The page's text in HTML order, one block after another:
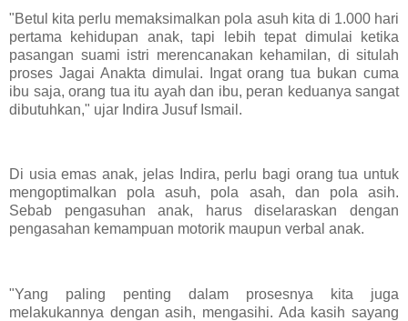
"Betul kita perlu memaksimalkan pola asuh kita di 1.000 hari
pertama kehidupan anak, tapi lebih tepat dimulai ketika
pasangan suami istri merencanakan kehamilan, di situlah
proses Jagai Anakta dimulai. Ingat orang tua bukan cuma
ibu saja, orang tua itu ayah dan ibu, peran keduanya sangat
dibutuhkan," ujar Indira Jusuf Ismail.
Di usia emas anak, jelas Indira, perlu bagi orang tua untuk
mengoptimalkan pola asuh, pola asah, dan pola asih.
Sebab pengasuhan anak, harus diselaraskan dengan
pengasahan kemampuan motorik maupun verbal anak.
"Yang paling penting dalam prosesnya kita juga
melakukannya dengan asih, mengasihi. Ada kasih sayang